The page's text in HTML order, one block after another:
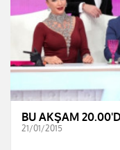
BU AKŞAM
21/01/2015